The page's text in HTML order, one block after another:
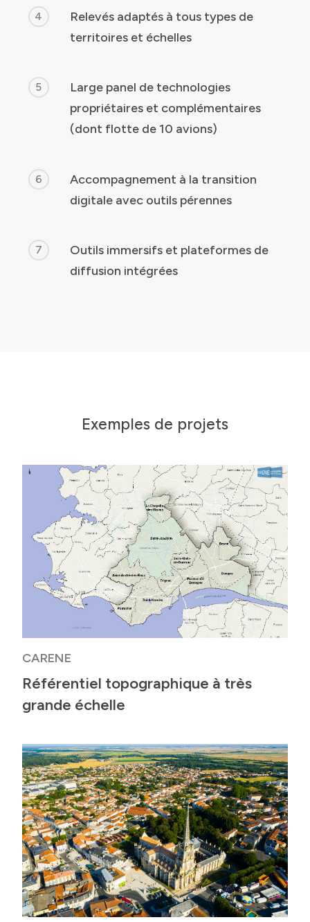
4
Relevés adaptés à tous types de
territoires et échelles
5
Large panel de technologies
propriétaires et complémentaires
(dont flotte de 10 avions)
6
Accompagnement à la transition
digitale avec outils pérennes
7
Outils immersifs et plateformes de
diffusion intégrées
Exemples de projets
CARENE
Référentiel topographique à très
grande échelle
Identité
Filiales
Engagements
Nous rejoindre
Domaines d’activité